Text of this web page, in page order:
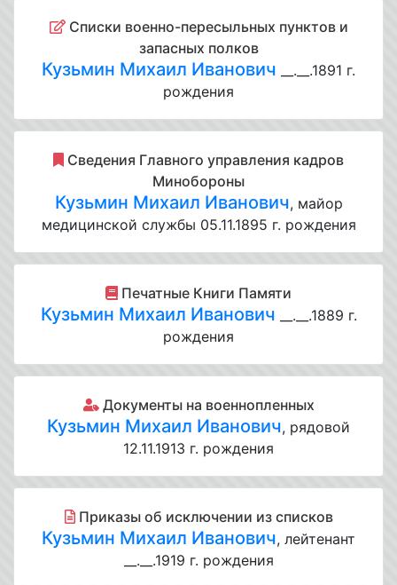
Списки военно-пересыльных пунктов и
запасных полков
Кузьмин Михаил Иванович __.__.1891 г.
рождения
Cведения Главного управления кадров
Минобороны
Кузьмин Михаил Иванович, майор
медицинской службы 05.11.1895 г. рождения
Печатные Книги Памяти
Кузьмин Михаил Иванович __.__.1889 г.
рождения
Документы на военнопленных
Кузьмин Михаил Иванович, рядовой
12.11.1913 г. рождения
Приказы об исключении из списков
Кузьмин Михаил Иванович, лейтенант
__.__.1919 г. рождения